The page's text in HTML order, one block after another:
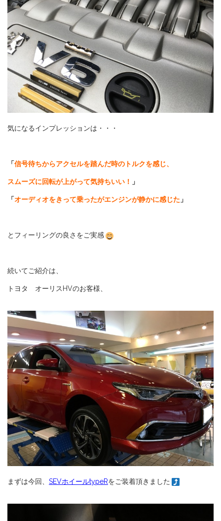
気になるインプレッションは・・・
「信号待ちからアクセルを踏んだ時のトルクを感じ、
スムーズに回転が上がって気持ちいい！ 」
「オーディオをきって乗ったがエンジンが静かに感じた 」
とフィーリングの良さをご実感
続いてご紹介は、
トヨタ オーリスHVのお客様、
まずは今回、 SEVホイールtypeRをご装着頂きました